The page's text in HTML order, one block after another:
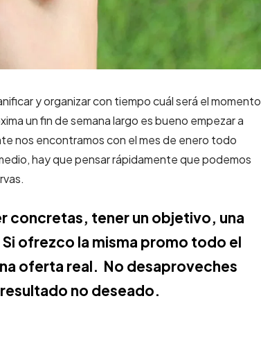
y organizar con tiempo cuál será el momento
un fin de semana largo es bueno empezar a
nos encontramos con el mes de enero todo
hay que pensar rápidamente que podemos
concretas, tener un objetivo, una
ofrezco la misma promo todo el
oferta real. No desaproveches
no deseado.